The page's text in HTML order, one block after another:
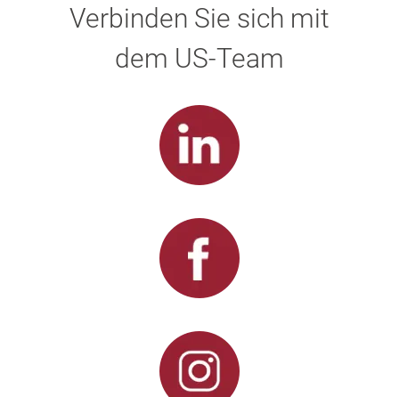
Verbinden Sie sich mit
dem US-Team